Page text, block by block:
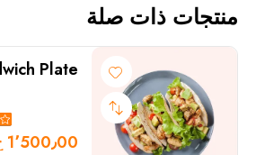
منتجات ذات صلة
Plate
1٬500٫00 ج.م.‏